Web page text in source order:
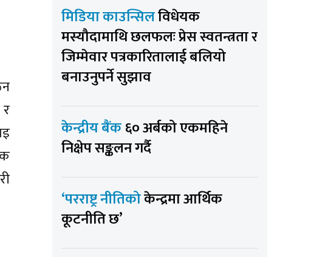
मिडिया काउन्सिलविधेयक
मस्यौदामाथि छलफलः प्रेस स्वतन्त्रता र
जिम्मेवार पत्रकारितालाई बलियो
बनाउनुपर्ने सुझाव
केन्द्रीय बैंक६० अर्बको एकमहिने
निक्षेप सङ्कलन गर्दै
‘परराष्ट्र नीतिकोकेन्द्रमा आर्थिक
कूटनीति छ’